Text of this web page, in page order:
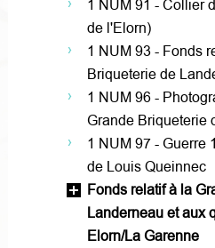
1 NUM 91 - Collier
de l'Elorn)
1 NUM 93 - Fonds
Briqueterie de
1 NUM 96 -
Grande Briqueterie
1 NUM 97 - Guerre
de Louis Queinnec
Fonds relatif à la
Landerneau et aux
Elorn/La Garenne